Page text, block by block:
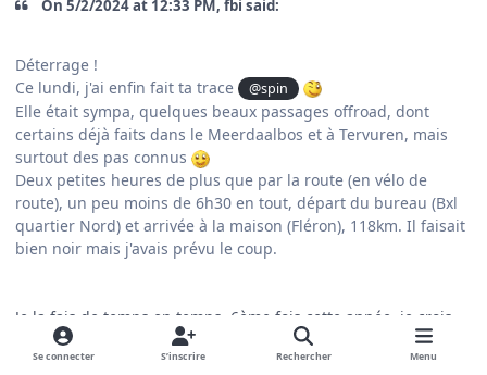
On 5/2/2024 at 12:33 PM, fbi said:
Déterrage !
Ce lundi, j'ai enfin fait ta trace
@spin
Elle était sympa, quelques beaux passages offroad, dont
certains déjà faits dans le Meerdaalbos et à Tervuren, mais
surtout des pas connus
Deux petites heures de plus que par la route (en vélo de
route), un peu moins de 6h30 en tout, départ du bureau (Bxl
quartier Nord) et arrivée à la maison (Fléron), 118km. Il faisait
bien noir mais j'avais prévu le coup.
Je la fais de temps en temps, 6ème fois cette année, je crois,
et hier j'ai claqué un temps, belle surprise
(enfin, juste en
comparaison par rapport à moi
Se connecter S’inscrire Rechercher Menu